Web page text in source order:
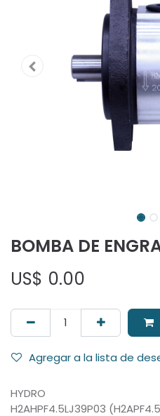
BOMBA DE
US$ 0.00
Agregar a la lista de
HYDRO
H2AHPF4.5LJ39P03